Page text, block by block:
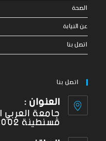
الصحة
عن النيابة
اتصل بنا
اتصل بنا
العنوان :
جامعة
قسنطينة 12002